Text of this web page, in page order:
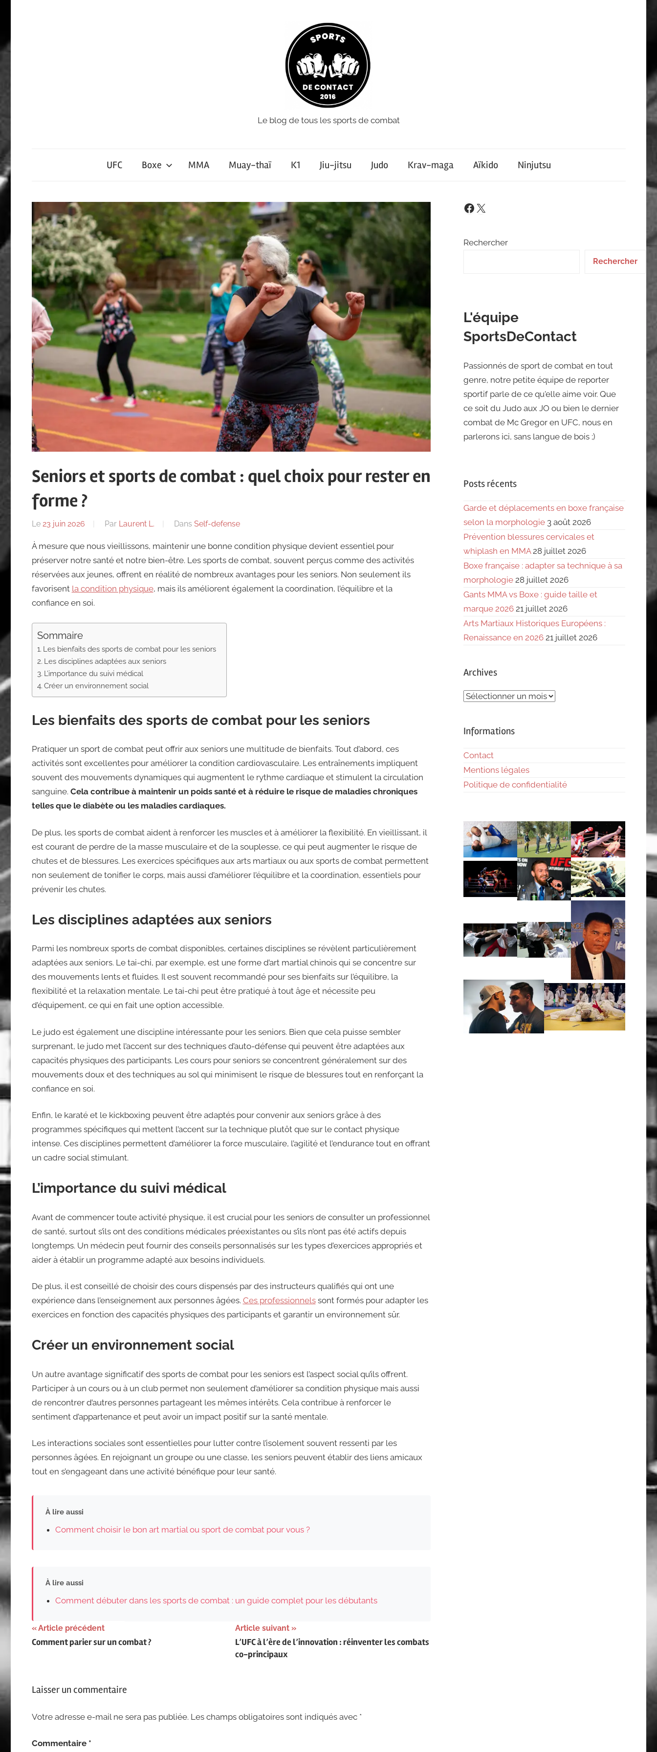
Contact
Le blog de tous les sports de combat
UFC Boxe MMA Muay-thaï K1 Jiu-jitsu Judo Krav-maga Aïkido Ninjutsu
Seniors et sports de combat : quel choix pour rester en
forme ?
Le 23 juin 2026 Par Laurent L. Dans Self-defense
À mesure que nous vieillissons, maintenir une bonne condition physique devient essentiel pour
préserver notre santé et notre bien-être. Les sports de combat, souvent perçus comme des activités
réservées aux jeunes, offrent en réalité de nombreux avantages pour les seniors. Non seulement ils
favorisent la condition physique, mais ils améliorent également la coordination, l’équilibre et la
confiance en soi.
Sommaire
Les bienfaits des sports de combat pour les seniors
Les disciplines adaptées aux seniors
L’importance du suivi médical
Créer un environnement social
Les bienfaits des sports de combat pour les seniors
Pratiquer un sport de combat peut offrir aux seniors une multitude de bienfaits. Tout d’abord, ces
activités sont excellentes pour améliorer la condition cardiovasculaire. Les entraînements impliquent
souvent des mouvements dynamiques qui augmentent le rythme cardiaque et stimulent la circulation
sanguine. Cela contribue à maintenir un poids santé et à réduire le risque de maladies chroniques
telles que le diabète ou les maladies cardiaques.
De plus, les sports de combat aident à renforcer les muscles et à améliorer la flexibilité. En vieillissant, il
est courant de perdre de la masse musculaire et de la souplesse, ce qui peut augmenter le risque de
chutes et de blessures. Les exercices spécifiques aux arts martiaux ou aux sports de combat permettent
non seulement de tonifier le corps, mais aussi d’améliorer l’équilibre et la coordination, essentiels pour
prévenir les chutes.
Les disciplines adaptées aux seniors
Parmi les nombreux sports de combat disponibles, certaines disciplines se révèlent particulièrement
adaptées aux seniors. Le tai-chi, par exemple, est une forme d’art martial chinois qui se concentre sur
des mouvements lents et fluides. Il est souvent recommandé pour ses bienfaits sur l’équilibre, la
flexibilité et la relaxation mentale. Le tai-chi peut être pratiqué à tout âge et nécessite peu
d’équipement, ce qui en fait une option accessible.
Le judo est également une discipline intéressante pour les seniors. Bien que cela puisse sembler
surprenant, le judo met l’accent sur des techniques d’auto-défense qui peuvent être adaptées aux
capacités physiques des participants. Les cours pour seniors se concentrent généralement sur des
mouvements doux et des techniques au sol qui minimisent le risque de blessures tout en renforçant la
confiance en soi.
Enfin, le karaté et le kickboxing peuvent être adaptés pour convenir aux seniors grâce à des
programmes spécifiques qui mettent l’accent sur la technique plutôt que sur le contact physique
intense. Ces disciplines permettent d’améliorer la force musculaire, l’agilité et l’endurance tout en offrant
un cadre social stimulant.
L’importance du suivi médical
Avant de commencer toute activité physique, il est crucial pour les seniors de consulter un professionnel
de santé, surtout s’ils ont des conditions médicales préexistantes ou s’ils n’ont pas été actifs depuis
longtemps. Un médecin peut fournir des conseils personnalisés sur les types d’exercices appropriés et
aider à établir un programme adapté aux besoins individuels.
De plus, il est conseillé de choisir des cours dispensés par des instructeurs qualifiés qui ont une
expérience dans l’enseignement aux personnes âgées. Ces professionnelssont formés pour adapter les
exercices en fonction des capacités physiques des participants et garantir un environnement sûr.
Créer un environnement social
Un autre avantage significatif des sports de combat pour les seniors est l’aspect social qu’ils offrent.
Participer à un cours ou à un club permet non seulement d’améliorer sa condition physique mais aussi
de rencontrer d’autres personnes partageant les mêmes intérêts. Cela contribue à renforcer le
sentiment d’appartenance et peut avoir un impact positif sur la santé mentale.
Les interactions sociales sont essentielles pour lutter contre l’isolement souvent ressenti par les
personnes âgées. En rejoignant un groupe ou une classe, les seniors peuvent établir des liens amicaux
tout en s’engageant dans une activité bénéfique pour leur santé.
À lire aussi
Comment choisir le bon art martial ou sport de combat pour vous ?
À lire aussi
Comment débuter dans les sports de combat : un guide complet pour les débutants
Navigation
de
Article précédent
Comment parier sur un combat ?
Article suivant
L’UFC à l’ère de l’innovation : réinventer les combats
co-principaux
Laisser un commentaire
Votre adresse e-mail ne sera pas publiée. Les champs obligatoires sont indiqués avec *
Commentaire *
Facebook
X
Rechercher
Rechercher
L'équipe
SportsDeContact
Passionnés de sport de combat en tout
genre, notre petite équipe de reporter
sportif parle de ce qu'elle aime voir. Que
ce soit du Judo aux JO ou bien le dernier
combat de Mc Gregor en UFC, nous en
parlerons ici, sans langue de bois ;)
Posts récents
Garde et déplacements en boxe française
selon la morphologie 3 août 2026
Prévention blessures cervicales et
whiplash en MMA 28 juillet 2026
Boxe française : adapter sa technique à sa
morphologie 28 juillet 2026
Gants MMA vs Boxe : guide taille et
marque 2026 21 juillet 2026
Arts Martiaux Historiques Européens :
Renaissance en 2026 21 juillet 2026
Archives
Archives
Informations
Contact
Mentions légales
Politique de confidentialité